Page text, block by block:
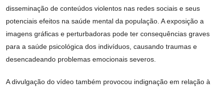
disseminação de conteúdos violentos nas redes sociais e seus
potenciais efeitos na saúde mental da população. A exposição a
imagens gráficas e perturbadoras pode ter consequências graves
para a saúde psicológica dos indivíduos, causando traumas e
desencadeando problemas emocionais severos.
A divulgação do vídeo também provocou indignação em relação à